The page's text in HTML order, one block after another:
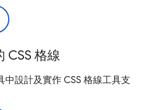
CSS 格線
設計及實作 CSS 格線工具支